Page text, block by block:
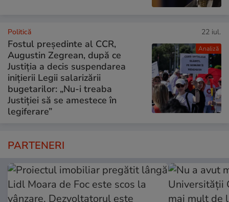
Analiză
Politică 22 iul.
Fostul președinte al CCR,
Augustin Zegrean, după ce
Justiția a decis suspendarea
inițierii Legii salarizării
bugetarilor: „Nu-i treaba
Justiției să se amestece în
legiferare”
PARTENERI